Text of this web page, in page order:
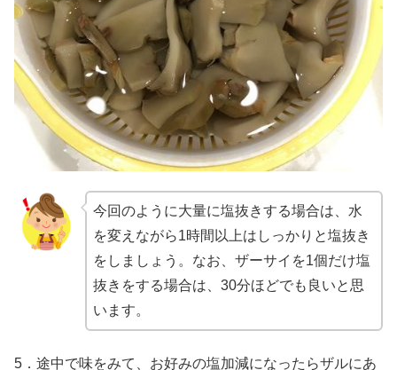
今回のように大量に塩抜きする場合は、水
を変えながら1時間以上はしっかりと塩抜き
をしましょう。なお、ザーサイを1個だけ塩
抜きをする場合は、30分ほどでも良いと思
います。
5．途中で味をみて、お好みの塩加減になったらザルにあ